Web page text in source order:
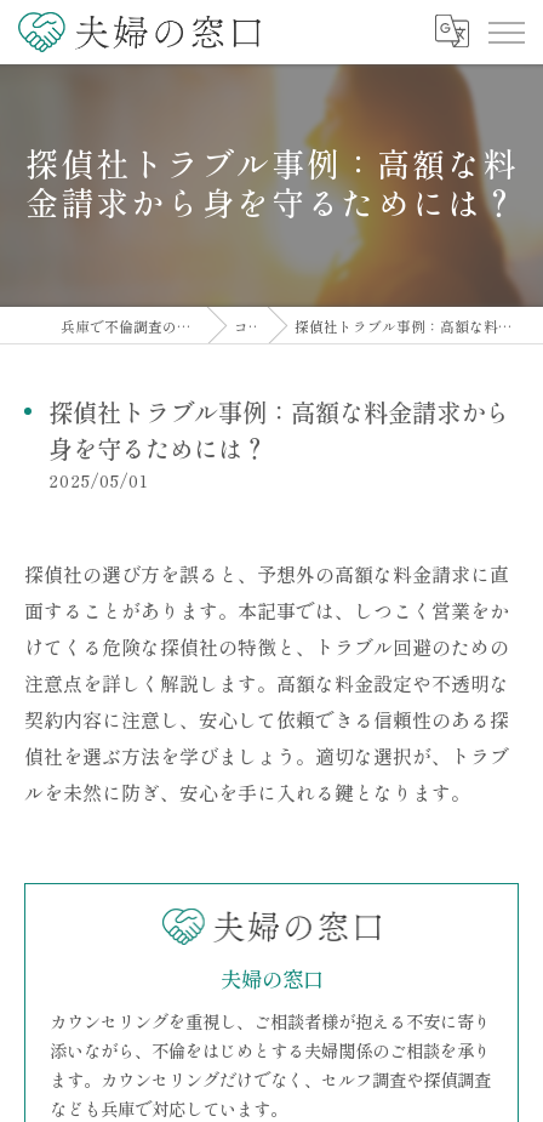
探偵社トラブル事例：高額な料
金請求から身を守るためには？
兵庫で不倫調査の相談なら夫婦の窓口 コラム 探偵社トラブル事例：高額な料金請求から身を守るためには？
探偵社トラブル事例：高額な料金請求から
身を守るためには？
2025/05/01
探偵社の選び方を誤ると、予想外の高額な料金請求に直
面することがあります。本記事では、しつこく営業をか
けてくる危険な探偵社の特徴と、トラブル回避のための
注意点を詳しく解説します。高額な料金設定や不透明な
契約内容に注意し、安心して依頼できる信頼性のある探
偵社を選ぶ方法を学びましょう。適切な選択が、トラブ
ルを未然に防ぎ、安心を手に入れる鍵となります。
夫婦の窓口
カウンセリングを重視し、ご相談者様が抱える不安に寄り
添いながら、不倫をはじめとする夫婦関係のご相談を承り
ます。カウンセリングだけでなく、セルフ調査や探偵調査
なども兵庫で対応しています。